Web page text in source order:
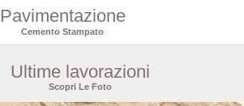
Pavimentazione
Cemento Stampato
Ultime lavorazioni
Scopri Le Foto